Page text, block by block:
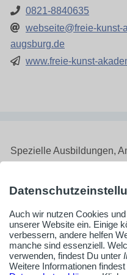
0821-8840635
webseite@freie-kunst-
augsburg.de
www.freie-kunst-
Spezielle Ausbildungen,
Michael Bauer
Auch wir nutzen Cookies
unserer Website ein. Einige
verbessern, andere helfen
manche sind essenziell.
verwenden, findest Du unter
Weitere Informationen